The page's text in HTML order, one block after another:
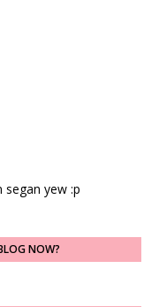
segan yew :p
NOW?